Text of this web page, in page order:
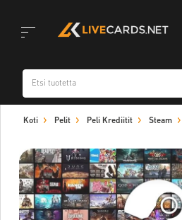
Koti Pelit Peli Krediitit Steam